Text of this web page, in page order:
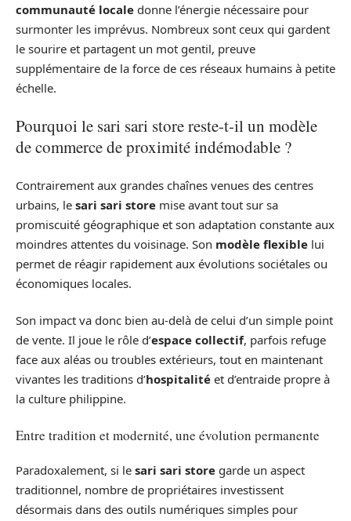
communauté locale donne l’énergie nécessaire pour
surmonter les imprévus. Nombreux sont ceux qui gardent
le sourire et partagent un mot gentil, preuve
supplémentaire de la force de ces réseaux humains à petite
échelle.
Pourquoi le sari sari store reste-t-il un modèle
de commerce de proximité indémodable ?
Contrairement aux grandes chaînes venues des centres
urbains, le sari sari store mise avant tout sur sa
promiscuité géographique et son adaptation constante aux
moindres attentes du voisinage. Son modèle flexible lui
permet de réagir rapidement aux évolutions sociétales ou
économiques locales.
Son impact va donc bien au-delà de celui d’un simple point
de vente. Il joue le rôle d’espace collectif, parfois refuge
face aux aléas ou troubles extérieurs, tout en maintenant
vivantes les traditions d’hospitalité et d’entraide propre à
la culture philippine.
Entre tradition et modernité, une évolution permanente
Paradoxalement, si le sari sari store garde un aspect
traditionnel, nombre de propriétaires investissent
désormais dans des outils numériques simples pour